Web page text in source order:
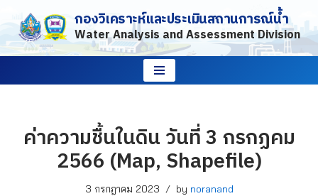
Skip
to
กองวิเคราะห์และประเมินสถานการณ์น้ำ
Water Analysis and Assessment Division
ค่าความชื้นในดิน วันที่ 3 กรกฏคม
2566 (Map, Shapefile)
3 กรกฎาคม 2023 by noranand